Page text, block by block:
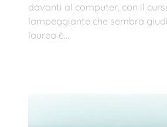
davanti al computer, con il
lampeggiante che sembra
laurea è…